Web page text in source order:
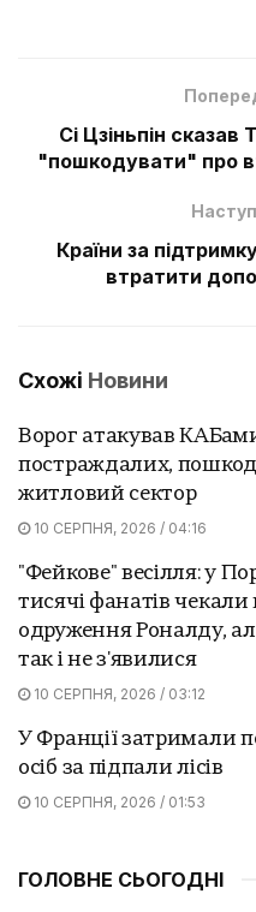
Сі Цзіньпін
"пошкодувати" про
Країни за
втратити
Схожі Новини
Ворог атакував
постраждалих,
житловий сектор
10 СЕРПНЯ, 2026 / 04:16
"Фейкове" весілля: у
тисячі фанатів чекали
одруження Роналду,
так і не з'явилися
10 СЕРПНЯ, 2026 / 03:12
У Франції затримали
осіб за підпали лісів
10 СЕРПНЯ, 2026 / 01:53
ГОЛОВНЕ СЬОГОДНІ